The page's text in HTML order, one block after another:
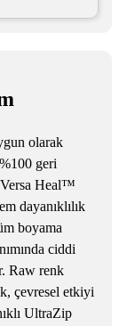
olarak
geri
Versa Heal™
dayanıklılık
boyama
ciddi
Raw renk
çevresel etkiyi
UltraZip